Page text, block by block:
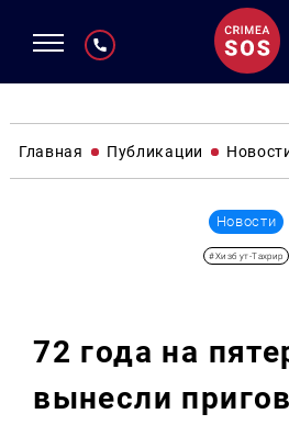
Главная Публикации
Новости
#Хизб ут-Тахрир
72 года на
вынесли